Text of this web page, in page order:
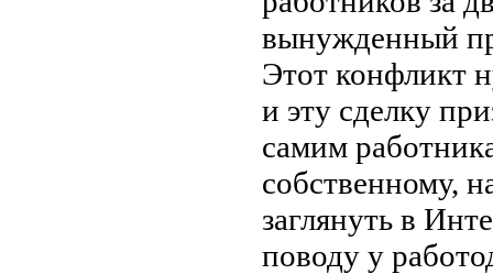
вынужденный
Этот конфликт
и эту сделку
самим
собственному,
заглянуть в
поводу у